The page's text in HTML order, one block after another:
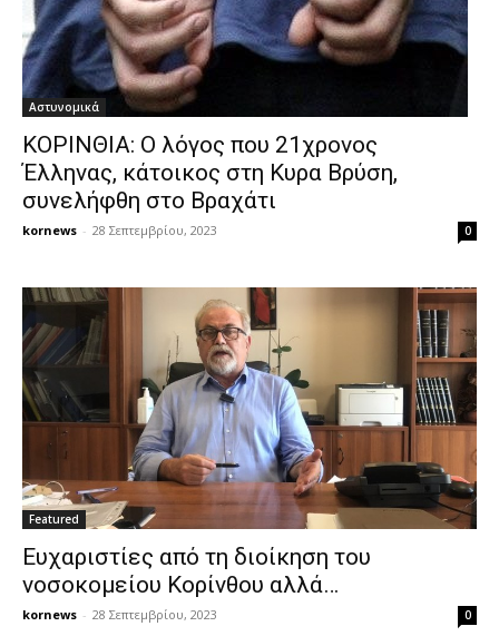
Αστυνομικά
ΚΟΡΙΝΘΙΑ: Ο λόγος που 21χρονος
Έλληνας, κάτοικος στη Κυρα Βρύση,
συνελήφθη στο Βραχάτι
kornews - 28 Σεπτεμβρίου, 2023 0
Featured
Ευχαριστίες από τη διοίκηση του
νοσοκομείου Κορίνθου αλλά…
kornews - 28 Σεπτεμβρίου, 2023 0